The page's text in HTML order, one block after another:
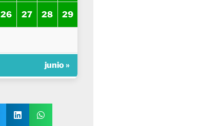
26 27 28 29
junio »